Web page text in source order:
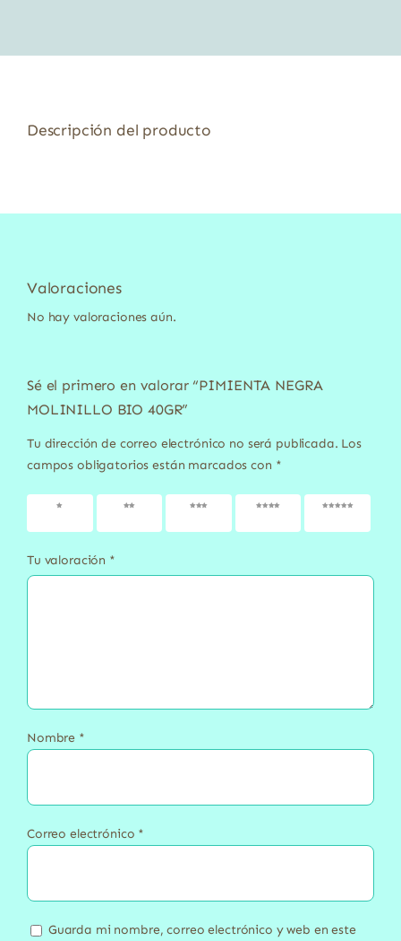
Descripción del producto
Valoraciones
No hay valoraciones aún.
Sé el primero en valorar “PIMIENTA NEGRA
MOLINILLO BIO 40GR”
Tu dirección de correo electrónico no será publicada. Los
campos obligatorios están marcados con *
1 de 5
2 de 5
3 de 5
4 de 5
5 de 5
Tu valoración *
Nombre *
Correo electrónico *
Guarda mi nombre, correo electrónico y web en este